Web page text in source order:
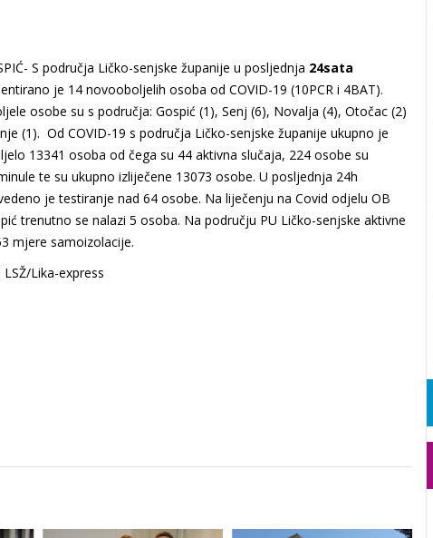
S područja Ličko-senjske županije u posljednja 24sata
je 14 novooboljelih osoba od COVID-19 (10PCR i 4BAT).
osobe su s područja: Gospić (1), Senj (6), Novalja (4), Otočac (2)
(1). Od COVID-19 s područja Ličko-senjske županije ukupno je
13341 osoba od čega su 44 aktivna slučaja, 224 osobe su
te su ukupno izliječene 13073 osobe. U posljednja 24h
je testiranje nad 64 osobe. Na liječenju na Covid odjelu OB
trenutno se nalazi 5 osoba. Na području PU Ličko-senjske aktivne
mjere samoizolacije.
LSŽ/Lika-express